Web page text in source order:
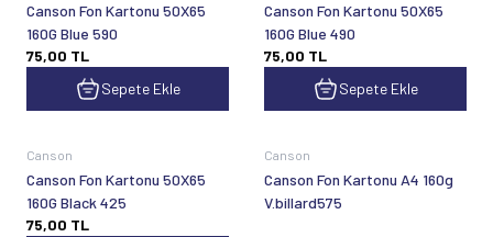
Canson Fon Kartonu 50X65
160G Blue 590
75,00 TL
Sepete Ekle
Canson Fon Kartonu 50X65
160G Blue 490
75,00 TL
Sepete Ekle
Canson
Canson Fon Kartonu 50X65
160G Black 425
75,00 TL
Canson
Canson Fon Kartonu A4 160g
V.billard575